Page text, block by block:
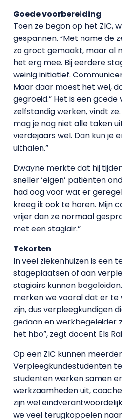
Goede voorbereiding
Toen ze begon op het ZIC,
gespannen. “Met name de
zo groot gemaakt, maar al
het erg mee. Bij eerdere
weinig initiatief.
Maar daar moest het wel,
gegroeid.” Het is een
zelfstandig werken, vindt
mag je nog niet alle taken
vierdejaars wel. Dan kun je
uithalen.”
Dwayne merkte dat hij
sneller ‘eigen’ patiënten
had oog voor wat er
kreeg ik ook te horen. Mijn
vrijer dan ze normaal
met een stagiair.”
Tekorten
In veel ziekenhuizen is een
stageplaatsen of aan
stagiairs kunnen
merken we vooral dat er te
zijn, dus verpleegkundigen
gedaan en werkbegeleider
het hbo”, zegt docent Els
Op een ZIC kunnen
Verpleegkundestudenten
studenten werken samen
werkzaamheden uit,
zijn wel
we veel terugkoppelen